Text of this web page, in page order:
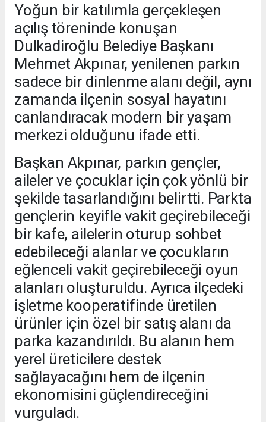
Yoğun bir katılımla gerçekleşen
açılış töreninde konuşan
Dulkadiroğlu Belediye Başkanı
Mehmet Akpınar, yenilenen parkın
sadece bir dinlenme alanı değil, aynı
zamanda ilçenin sosyal hayatını
canlandıracak modern bir yaşam
merkezi olduğunu ifade etti.
Başkan Akpınar, parkın gençler,
aileler ve çocuklar için çok yönlü bir
şekilde tasarlandığını belirtti. Parkta
gençlerin keyifle vakit geçirebileceği
bir kafe, ailelerin oturup sohbet
edebileceği alanlar ve çocukların
eğlenceli vakit geçirebileceği oyun
alanları oluşturuldu. Ayrıca ilçedeki
işletme kooperatifinde üretilen
ürünler için özel bir satış alanı da
parka kazandırıldı. Bu alanın hem
yerel üreticilere destek
sağlayacağını hem de ilçenin
ekonomisini güçlendireceğini
vurguladı.